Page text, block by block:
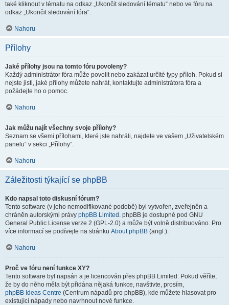
také kliknout v tématu na odkaz „Ukončit sledování tématu“ nebo ve fóru na
odkaz „Ukončit sledování fóra“.
Nahoru
Přílohy
Jaké přílohy jsou na tomto fóru povoleny?
Každý administrátor fóra může povolit nebo zakázat určité typy příloh. Pokud si
nejste jisti, jaké přílohy můžete nahrát, kontaktujte administrátora fóra a
požádejte ho o pomoc.
Nahoru
Jak můžu najít všechny svoje přílohy?
Seznam se všemi přílohami, které jste nahráli, najdete ve vašem „Uživatelském
panelu“ v sekci „Přílohy“.
Nahoru
Záležitosti týkající se phpBB
Kdo napsal toto diskusní fórum?
Tento software (v jeho nemodifikované podobě) byl vytvořen, zveřejněn a
chráněn autorskými právy phpBB Limited . phpBB je dostupné pod GNU
General Public License verze 2 (GPL-2.0) a může být volně distribuováno. Pro
více informací se podívejte na stránku About phpBB (angl.).
Nahoru
Proč ve fóru není funkce XY?
Tento software byl napsán a je licencován přes phpBB Limited. Pokud věříte,
že by do něho měla být přidána nějaká funkce, navštivte, prosím,
phpBB Ideas Centre (Centrum nápadů pro phpBB), kde můžete hlasovat pro
existující nápady nebo navrhnout nové funkce.